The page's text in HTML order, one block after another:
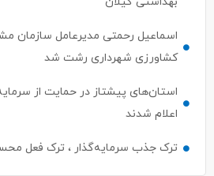
اسماعیل رحمتی مدیرعامل سازمان
کشاورزی شهرداری رشت شد
استان‌های پیشتاز در حمایت از
اعلام شدند
ترک جذب سرمایه‌گذار ، ترک فعل